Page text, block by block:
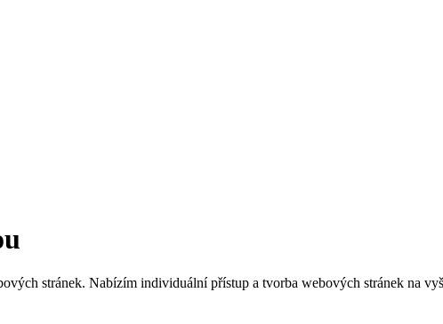
stránek. Nabízím individuální přístup a tvorba webových stránek na